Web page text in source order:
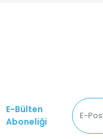
E-Bülten
Aboneliği